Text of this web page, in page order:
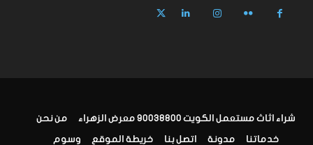
شراء اثاث مستعمل الكويت 90038800 معرض الزهراء من نحن
خدماتنا مدونة اتصل بنا خريطة الموقع وسوم